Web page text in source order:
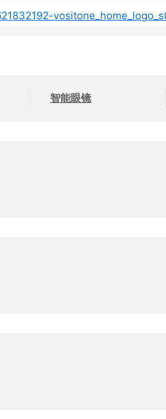
智能眼镜